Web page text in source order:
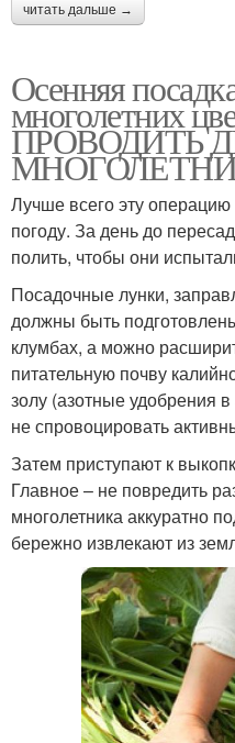
читать дальше →
Осенняя
многолетних
ПРОВОДИТЬ
Лучше всего эту
погоду. За день до
полить, чтобы они
Посадочные лунки,
должны быть
клумбах, а можно
питательную почву
золу (азотные удобрения
не спровоцировать
Затем приступают к
Главное – не повредить
многолетника аккуратно
бережно извлекают из